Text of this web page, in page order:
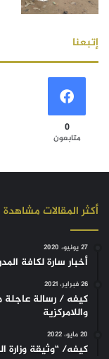
إتبعنا
0
متابعون
أكثر المقالات مشاهدة
27 يونيو، 2020
أخبار سارة لكافة
26 فبراير، 2021
كيفه / رسالة عاجلة
واللامركزية
20 مايو، 2022
كيفه/ “وثيقة